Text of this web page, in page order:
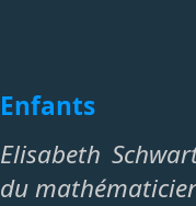
Enfants
Elisabeth
du